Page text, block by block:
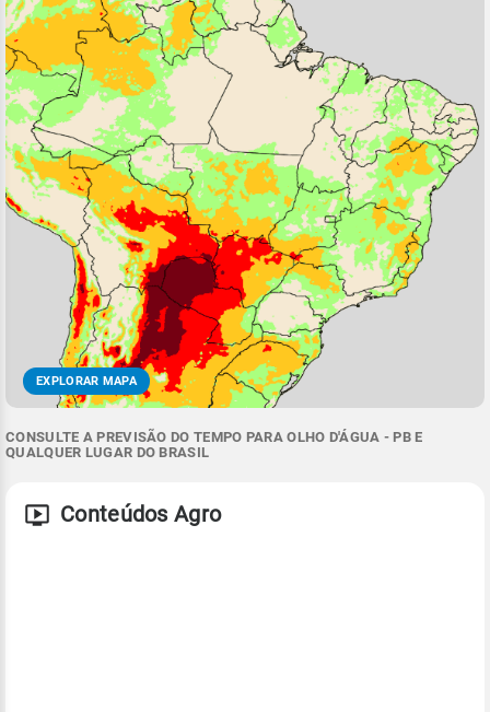
EXPLORAR MAPA
CONSULTE A PREVISÃO DO TEMPO PARA OLHO D'ÁGUA - PB E
QUALQUER LUGAR DO BRASIL
Conteúdos Agro